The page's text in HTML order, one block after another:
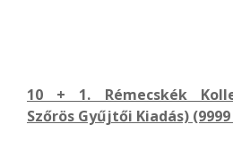
10 + 1. Rémecskék
Szőrös Gyűjtői Kiadás)